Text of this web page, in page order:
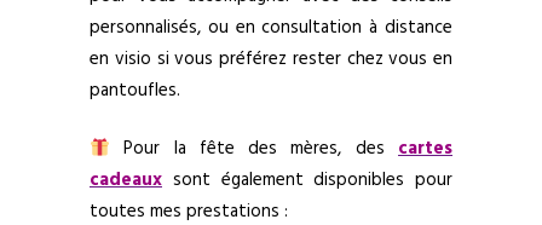
personnalisés, ou en consultation à distance
en visio si vous préférez rester chez vous en
pantoufles.
Pour la fête des mères, des cartes
cadeaux sont également disponibles pour
toutes mes prestations :